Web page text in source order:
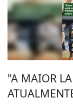
"A MAIOR